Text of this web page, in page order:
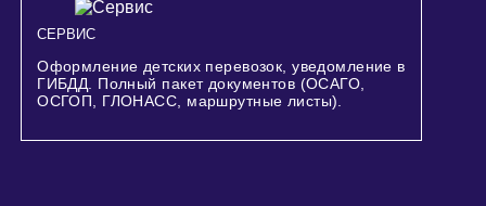
СЕРВИС
Оформление детских перевозок, уведомление в
ГИБДД. Полный пакет документов (ОСАГО,
ОСГОП, ГЛОНАСС, маршрутные листы).